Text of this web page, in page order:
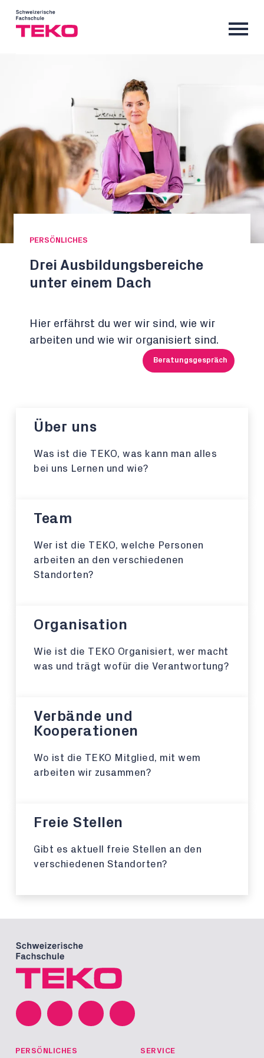
PERSÖNLICHES
Drei Ausbildungsbereiche
unter einem Dach
Hier erfährst du wer wir sind, wie wir
arbeiten und wie wir organisiert sind.
Beratungsgespräch
Über uns
Was ist die TEKO, was kann man alles
bei uns Lernen und wie?
Team
Wer ist die TEKO, welche Personen
arbeiten an den verschiedenen
Standorten?
Organisation
Wie ist die TEKO Organisiert, wer macht
was und trägt wofür die Verantwortung?
Verbände und
Kooperationen
Wo ist die TEKO Mitglied, mit wem
arbeiten wir zusammen?
Freie Stellen
Gibt es aktuell freie Stellen an den
verschiedenen Standorten?
PERSÖNLICHES SERVICE